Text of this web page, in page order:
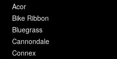
Acor
Bike Ribbon
Bluegrass
Cannondale
Connex